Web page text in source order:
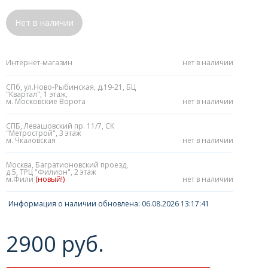
Нет в наличии
Интернет-магазин нет в наличии
СПб, ул.Ново-Рыбинская, д.19-21, БЦ
"Квартал", 1 этаж,
м. Московские Ворота нет в наличии
СПБ, Левашовский пр. 11/7, СК
"Метрострой", 3 этаж
м. Чкаловская нет в наличии
Москва, Багратионовский проезд,
д.5, ТРЦ "Филион", 2 этаж
м.Фили (новый!) нет в наличии
Информация о наличии обновлена: 06.08.2026 13:17:41
2900 руб.